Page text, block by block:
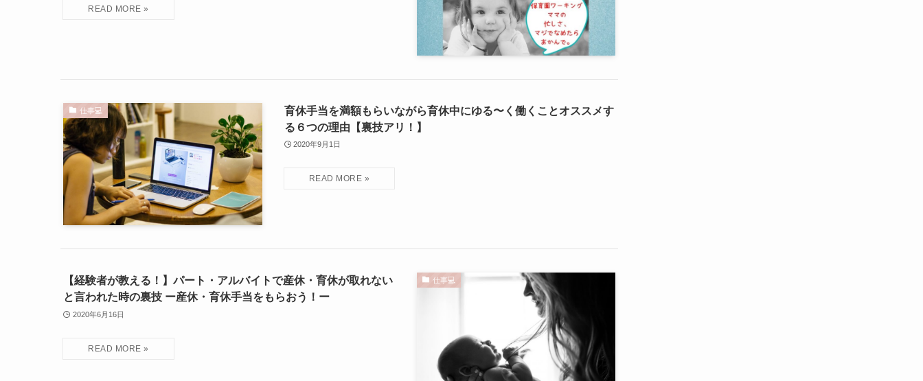
仕事💻
育休手当を満額もらいながら育休中にゆる〜く働くことオススメす
る６つの理由【裏技アリ！】
2020年9月1日
仕事💻
【経験者が教える！】パート・アルバイトで産休・育休が取れない
と言われた時の裏技 ー産休・育休手当をもらおう！ー
2020年6月16日